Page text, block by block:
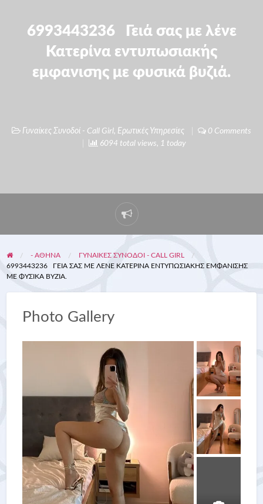
6993443236 Γειά σας με λένε
Κατερίνα εντυπωσιακής
εμφανισης με φυσικά βυζιά.
Γυναίκες Συνοδοί - Call Girl, Ερωτικές Υπηρεσίες
0 Comments
6094 total views, 1 today
- ΑΘΗΝΑ
ΓΥΝΑΊΚΕΣ ΣΥΝΟΔΟΊ - CALL GIRL
6993443236 ΓΕΙΆ ΣΑΣ ΜΕ ΛΈΝΕ ΚΑΤΕΡΊΝΑ ΕΝΤΥΠΩΣΙΑΚΉΣ ΕΜΦΑΝΙΣΗΣ
ΜΕ ΦΥΣΙΚΆ ΒΥΖΙΆ.
Photo Gallery